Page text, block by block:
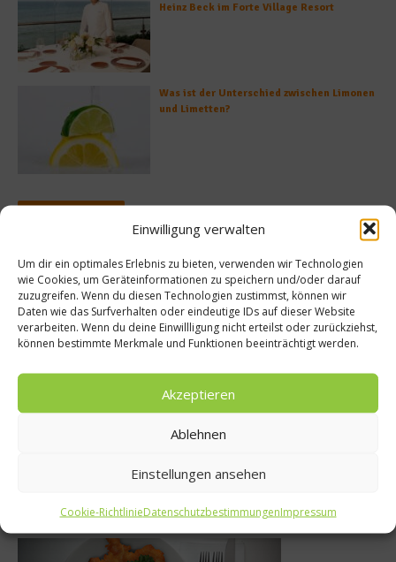
Einwilligung verwalten
Um dir ein optimales Erlebnis zu bieten, verwenden wir Technologien
wie Cookies, um Geräteinformationen zu speichern und/oder darauf
zuzugreifen. Wenn du diesen Technologien zustimmst, können wir
Daten wie das Surfverhalten oder eindeutige IDs auf dieser Website
verarbeiten. Wenn du deine Einwillligung nicht erteilst oder zurückziehst,
können bestimmte Merkmale und Funktionen beeinträchtigt werden.
Akzeptieren
Ablehnen
Einstellungen ansehen
Cookie-RichtlinieDatenschutzbestimmungenImpressum
Heinz Beck im Forte Village Resort
Was ist der Unterschied zwischen Limonen
und Limetten?
vom
Spargelwelten
Jenseits von